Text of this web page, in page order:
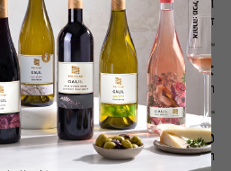
דרך יפו 9, בית רומנו תל אביב
אגאדיר
המנופים 9,הרצליה
מלון ריץ קרלטון הרצליה
השונית 4, הרצליה